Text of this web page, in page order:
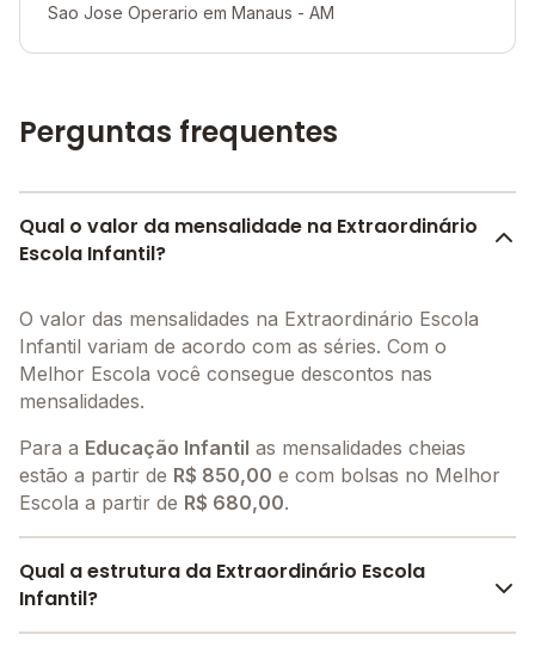
Sao Jose Operario em Manaus - AM
Perguntas frequentes
Qual o valor da mensalidade na Extraordinário
Escola Infantil?
O valor das mensalidades na Extraordinário Escola
Infantil variam de acordo com as séries. Com o
Melhor Escola você consegue descontos nas
mensalidades.
Para a Educação Infantil as mensalidades cheias
estão a partir de R$ 850,00 e com bolsas no Melhor
Escola a partir de R$ 680,00.
Qual a estrutura da Extraordinário Escola
Infantil?